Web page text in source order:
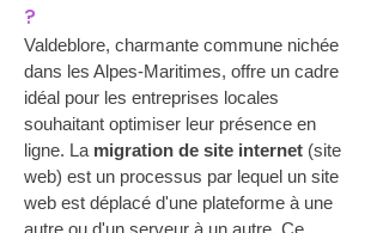
?
Valdeblore, charmante commune nichée
dans les Alpes-Maritimes, offre un cadre
idéal pour les entreprises locales
souhaitant optimiser leur présence en
ligne. La migration de site internet (site
web) est un processus par lequel un site
web est déplacé d'une plateforme à une
autre ou d'un serveur à un autre. Ce